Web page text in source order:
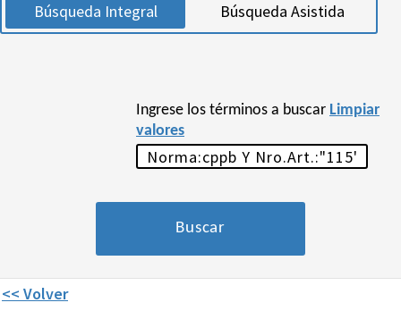
Búsqueda Integral Búsqueda Asistida
Ingrese los términos a buscar Limpiar
valores
<< Volver